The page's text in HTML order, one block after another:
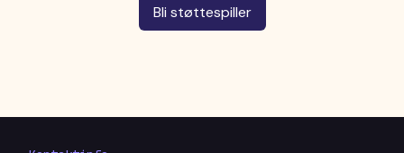
Bli støttespiller